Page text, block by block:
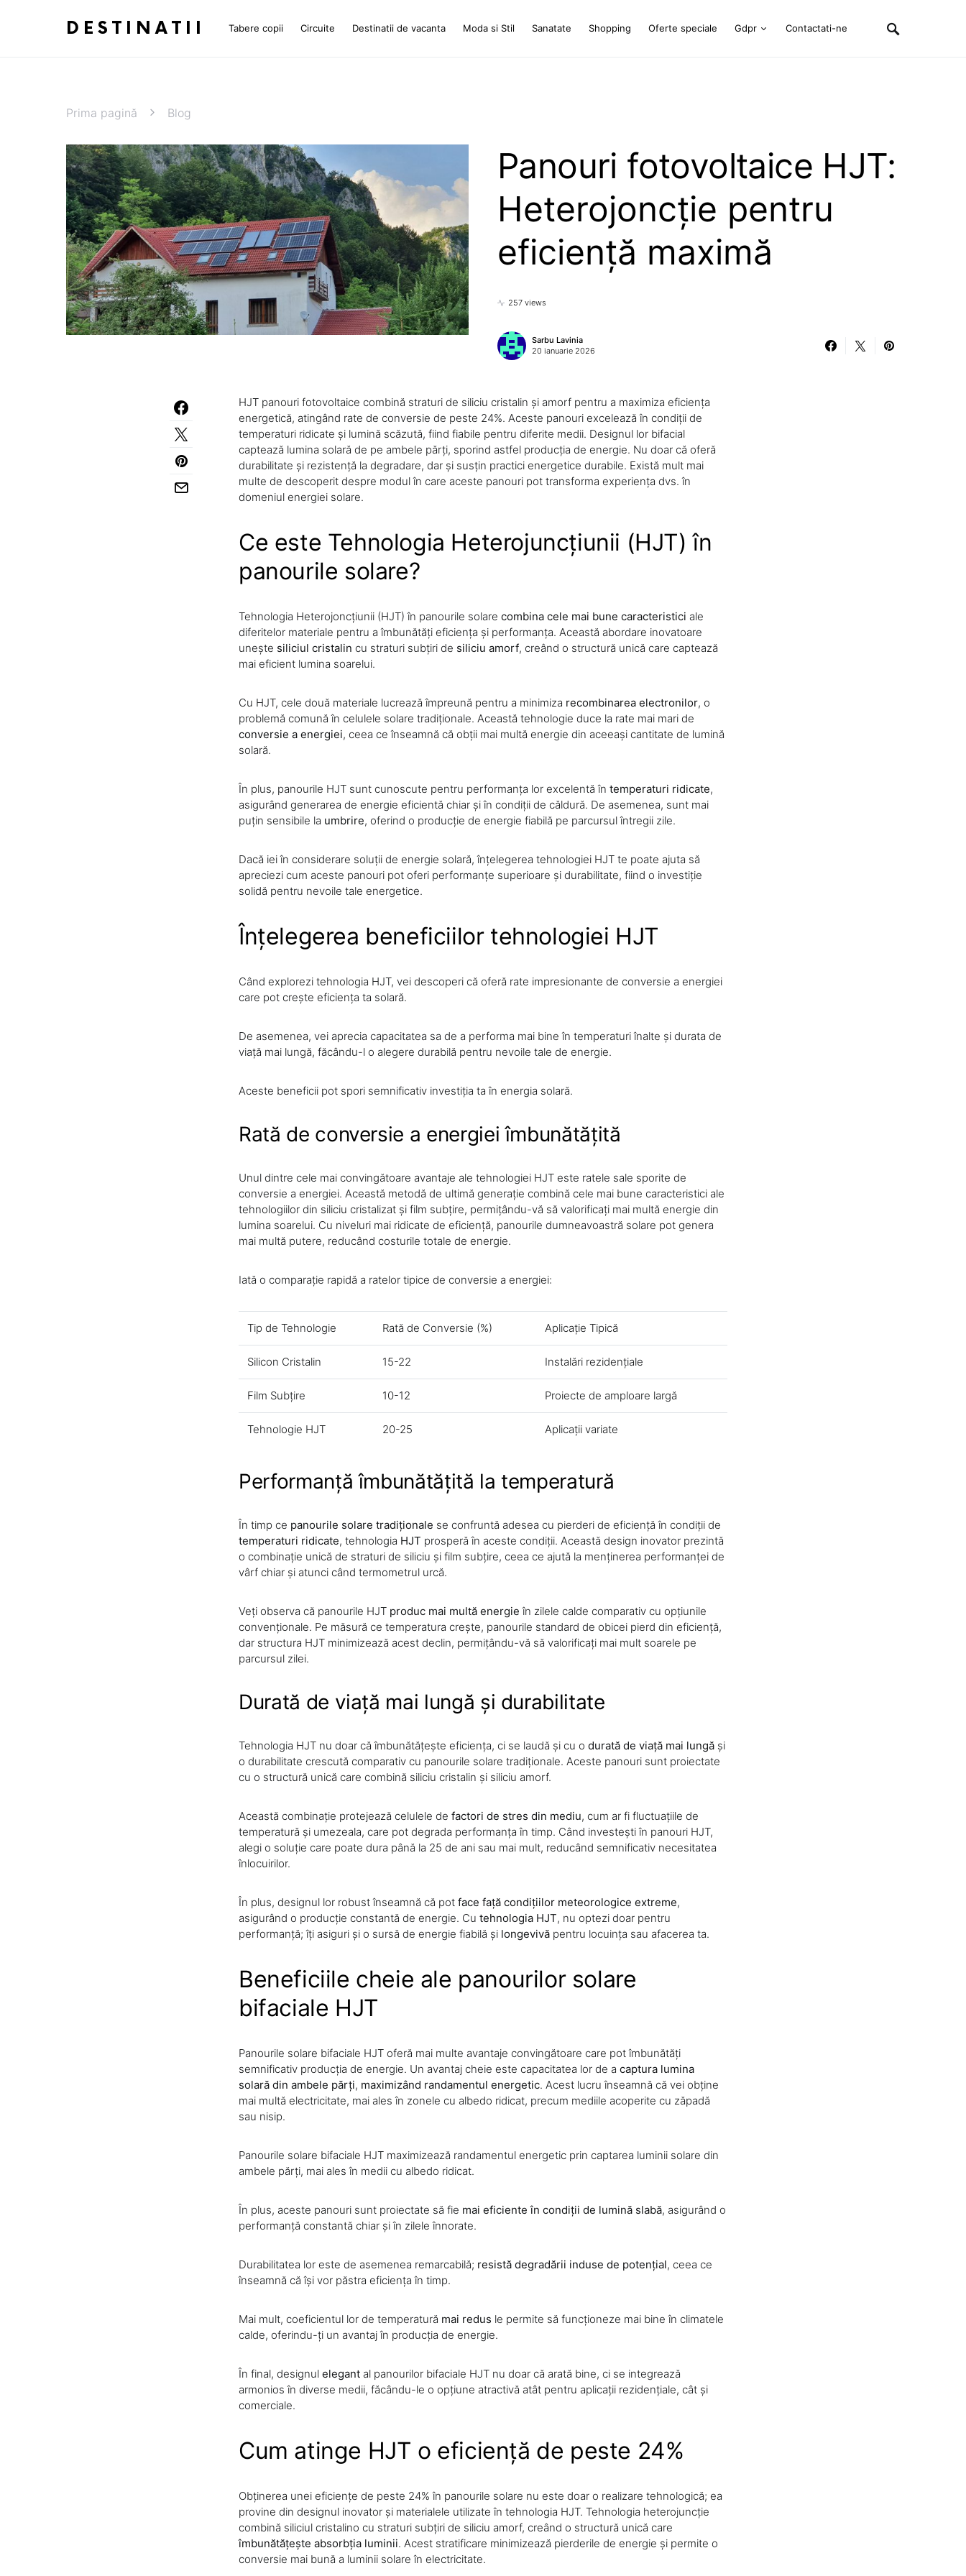
DESTINATII Tabere copii Circuite Destinatii de vacanta Moda si Stil Sanatate Shopping Oferte speciale Gdpr Contactati-ne
Prima pagină Blog
Panouri fotovoltaice HJT:
Heterojoncție pentru
eficiență maximă
257 views
Sarbu Lavinia
20 ianuarie 2026
HJT panouri fotovoltaice combină straturi de siliciu cristalin și amorf pentru a maximiza eficiența
energetică, atingând rate de conversie de peste 24%. Aceste panouri excelează în condiții de
temperaturi ridicate și lumină scăzută, fiind fiabile pentru diferite medii. Designul lor bifacial
captează lumina solară de pe ambele părți, sporind astfel producția de energie. Nu doar că oferă
durabilitate și rezistență la degradare, dar și susțin practici energetice durabile. Există mult mai
multe de descoperit despre modul în care aceste panouri pot transforma experiența dvs. în
domeniul energiei solare.
Ce este Tehnologia Heterojuncțiunii (HJT) în
panourile solare?
Tehnologia Heterojoncțiunii (HJT) în panourile solare combina cele mai bune caracteristici ale
diferitelor materiale pentru a îmbunătăți eficiența și performanța. Această abordare inovatoare
unește siliciul cristalin cu straturi subțiri de siliciu amorf, creând o structură unică care captează
mai eficient lumina soarelui.
Cu HJT, cele două materiale lucrează împreună pentru a minimiza recombinarea electronilor, o
problemă comună în celulele solare tradiționale. Această tehnologie duce la rate mai mari de
conversie a energiei, ceea ce înseamnă că obții mai multă energie din aceeași cantitate de lumină
solară.
În plus, panourile HJT sunt cunoscute pentru performanța lor excelentă în temperaturi ridicate,
asigurând generarea de energie eficientă chiar și în condiții de căldură. De asemenea, sunt mai
puțin sensibile la umbrire, oferind o producție de energie fiabilă pe parcursul întregii zile.
Dacă iei în considerare soluții de energie solară, înțelegerea tehnologiei HJT te poate ajuta să
apreciezi cum aceste panouri pot oferi performanțe superioare și durabilitate, fiind o investiție
solidă pentru nevoile tale energetice.
Înțelegerea beneficiilor tehnologiei HJT
Când explorezi tehnologia HJT, vei descoperi că oferă rate impresionante de conversie a energiei
care pot crește eficiența ta solară.
De asemenea, vei aprecia capacitatea sa de a performa mai bine în temperaturi înalte și durata de
viață mai lungă, făcându-l o alegere durabilă pentru nevoile tale de energie.
Aceste beneficii pot spori semnificativ investiția ta în energia solară.
Rată de conversie a energiei îmbunătățită
Unul dintre cele mai convingătoare avantaje ale tehnologiei HJT este ratele sale sporite de
conversie a energiei. Această metodă de ultimă generație combină cele mai bune caracteristici ale
tehnologiilor din siliciu cristalizat și film subțire, permițându-vă să valorificați mai multă energie din
lumina soarelui. Cu niveluri mai ridicate de eficiență, panourile dumneavoastră solare pot genera
mai multă putere, reducând costurile totale de energie.
Iată o comparație rapidă a ratelor tipice de conversie a energiei:
Tip de Tehnologie Rată de Conversie (%) Aplicație Tipică
Silicon Cristalin 15-22 Instalări rezidențiale
Film Subțire 10-12 Proiecte de amploare largă
Tehnologie HJT 20-25 Aplicații variate
Performanță îmbunătățită la temperatură
În timp ce panourile solare tradiționale se confruntă adesea cu pierderi de eficiență în condiții de
temperaturi ridicate, tehnologia HJT prosperă în aceste condiții. Această design inovator prezintă
o combinație unică de straturi de siliciu și film subțire, ceea ce ajută la menținerea performanței de
vârf chiar și atunci când termometrul urcă.
Veți observa că panourile HJT produc mai multă energie în zilele calde comparativ cu opțiunile
convenționale. Pe măsură ce temperatura crește, panourile standard de obicei pierd din eficiență,
dar structura HJT minimizează acest declin, permițându-vă să valorificați mai mult soarele pe
parcursul zilei.
Durată de viață mai lungă și durabilitate
Tehnologia HJT nu doar că îmbunătățește eficiența, ci se laudă și cu o durată de viață mai lungă și
o durabilitate crescută comparativ cu panourile solare tradiționale. Aceste panouri sunt proiectate
cu o structură unică care combină siliciu cristalin și siliciu amorf.
Această combinație protejează celulele de factori de stres din mediu, cum ar fi fluctuațiile de
temperatură și umezeala, care pot degrada performanța în timp. Când investești în panouri HJT,
alegi o soluție care poate dura până la 25 de ani sau mai mult, reducând semnificativ necesitatea
înlocuirilor.
În plus, designul lor robust înseamnă că pot face față condițiilor meteorologice extreme,
asigurând o producție constantă de energie. Cu tehnologia HJT, nu optezi doar pentru
performanță; îți asiguri și o sursă de energie fiabilă și longevivă pentru locuința sau afacerea ta.
Beneficiile cheie ale panourilor solare
bifaciale HJT
Panourile solare bifaciale HJT oferă mai multe avantaje convingătoare care pot îmbunătăți
semnificativ producția de energie. Un avantaj cheie este capacitatea lor de a captura lumina
solară din ambele părți, maximizând randamentul energetic. Acest lucru înseamnă că vei obține
mai multă electricitate, mai ales în zonele cu albedo ridicat, precum mediile acoperite cu zăpadă
sau nisip.
Panourile solare bifaciale HJT maximizează randamentul energetic prin captarea luminii solare din
ambele părți, mai ales în medii cu albedo ridicat.
În plus, aceste panouri sunt proiectate să fie mai eficiente în condiții de lumină slabă, asigurând o
performanță constantă chiar și în zilele înnorate.
Durabilitatea lor este de asemenea remarcabilă; resistă degradării induse de potențial, ceea ce
înseamnă că își vor păstra eficiența în timp.
Mai mult, coeficientul lor de temperatură mai redus le permite să funcționeze mai bine în climatele
calde, oferindu-ți un avantaj în producția de energie.
În final, designul elegant al panourilor bifaciale HJT nu doar că arată bine, ci se integrează
armonios în diverse medii, făcându-le o opțiune atractivă atât pentru aplicații rezidențiale, cât și
comerciale.
Cum atinge HJT o eficiență de peste 24%
Obținerea unei eficiențe de peste 24% în panourile solare nu este doar o realizare tehnologică; ea
provine din designul inovator și materialele utilizate în tehnologia HJT. Tehnologia heterojuncție
combină siliciul cristalino cu straturi subțiri de siliciu amorf, creând o structură unică care
îmbunătățește absorbția luminii. Acest stratificare minimizează pierderile de energie și permite o
conversie mai bună a luminii solare în electricitate.